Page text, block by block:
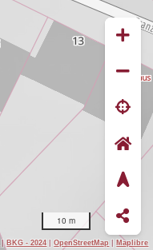
10 m
|BKG - 2024 |OpenStreetMap |Maplibre